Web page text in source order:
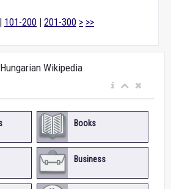
| 101-200 | 201-300 > >>
Wikipedia
Books
Business